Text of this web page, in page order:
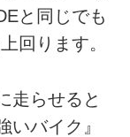
と同じでも
回ります。
走らせると
いバイク』